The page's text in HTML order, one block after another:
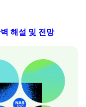
해설 및 전망